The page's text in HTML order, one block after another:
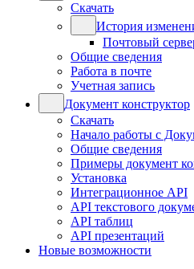
Скачать
История
Почтовый
Общие сведения
Работа в почте
Учетная запись
Документ конструктор
Скачать
Начало работы с
Общие сведения
Примеры документ
Установка
Интеграционное API
API текстового
API таблиц
API презентаций
Новые возможности